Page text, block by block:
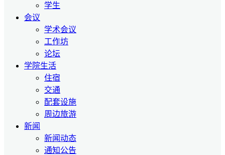
学生
会议
学术会议
工作坊
论坛
学院生活
住宿
交通
配套设施
周边旅游
新闻
新闻动态
通知公告